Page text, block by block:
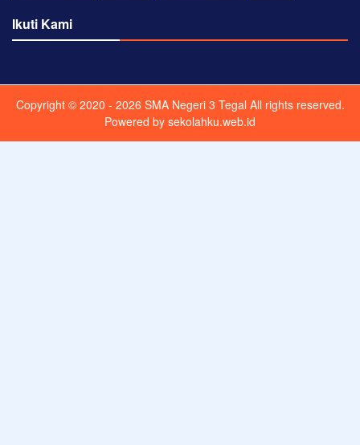
Ikuti Kami
Copyright © 2020 - 2026 SMA Negeri 3 Tegal All rights reserved.
Powered by sekolahku.web.id